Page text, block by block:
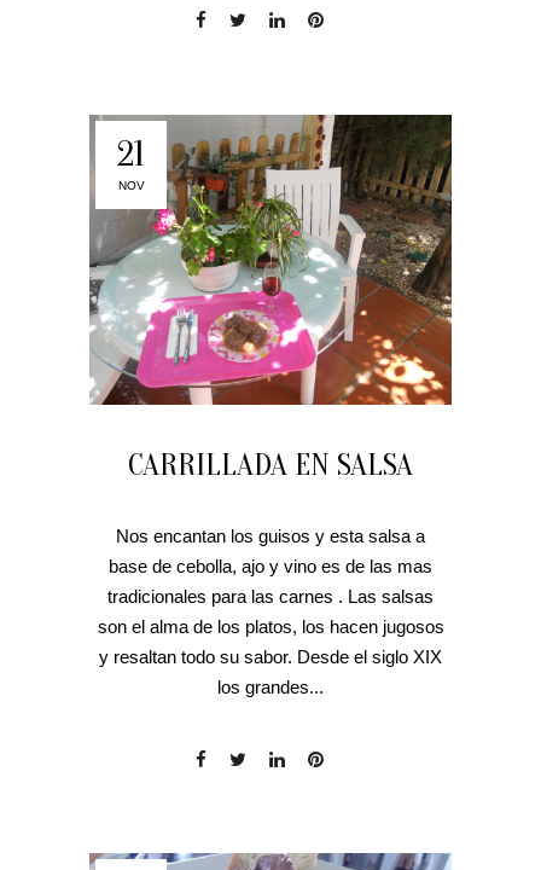
21
NOV
CARRILLADA EN SALSA
Nos encantan los guisos y esta salsa a
base de cebolla, ajo y vino es de las mas
tradicionales para las carnes . Las salsas
son el alma de los platos, los hacen jugosos
y resaltan todo su sabor. Desde el siglo XIX
los grandes...